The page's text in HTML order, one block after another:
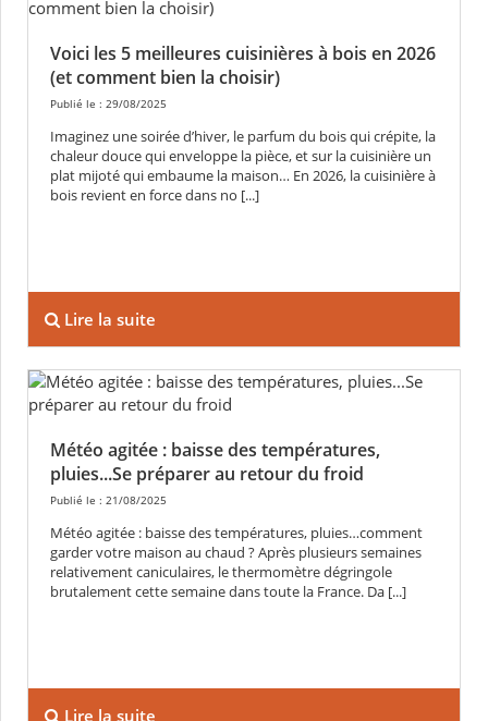
Voici les 5 meilleures cuisinières à bois en 2026
(et comment bien la choisir)
Publié le : 29/08/2025
Imaginez une soirée d’hiver, le parfum du bois qui crépite, la
chaleur douce qui enveloppe la pièce, et sur la cuisinière un
plat mijoté qui embaume la maison… En 2026, la cuisinière à
bois revient en force dans no [...]
Lire la suite
Météo agitée : baisse des températures,
pluies...Se préparer au retour du froid
Publié le : 21/08/2025
Météo agitée : baisse des températures, pluies…comment
garder votre maison au chaud ? Après plusieurs semaines
relativement caniculaires, le thermomètre dégringole
brutalement cette semaine dans toute la France. Da [...]
Lire la suite